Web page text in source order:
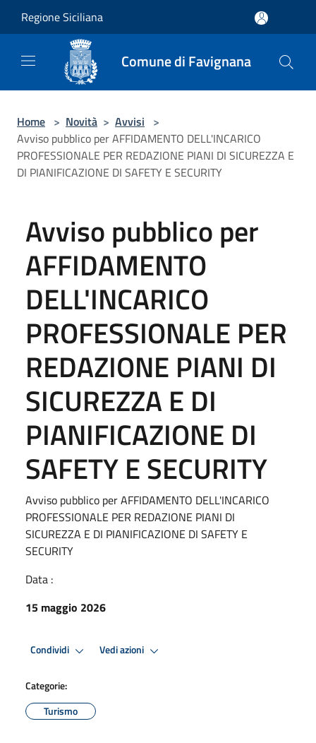
Regione Siciliana
Comune di Favignana
Home > Novità > Avvisi >
Avviso pubblico per AFFIDAMENTO DELL'INCARICO
PROFESSIONALE PER REDAZIONE PIANI DI SICUREZZA E
DI PIANIFICAZIONE DI SAFETY E SECURITY
Avviso pubblico per
AFFIDAMENTO
DELL'INCARICO
PROFESSIONALE PER
REDAZIONE PIANI DI
SICUREZZA E DI
PIANIFICAZIONE DI
SAFETY E SECURITY
Avviso pubblico per AFFIDAMENTO DELL'INCARICO
PROFESSIONALE PER REDAZIONE PIANI DI
SICUREZZA E DI PIANIFICAZIONE DI SAFETY E
SECURITY
Data :
15 maggio 2026
Condividi Vedi azioni
Categorie:
Turismo